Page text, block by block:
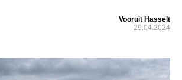
Vooruit Hasselt
29.04.2024